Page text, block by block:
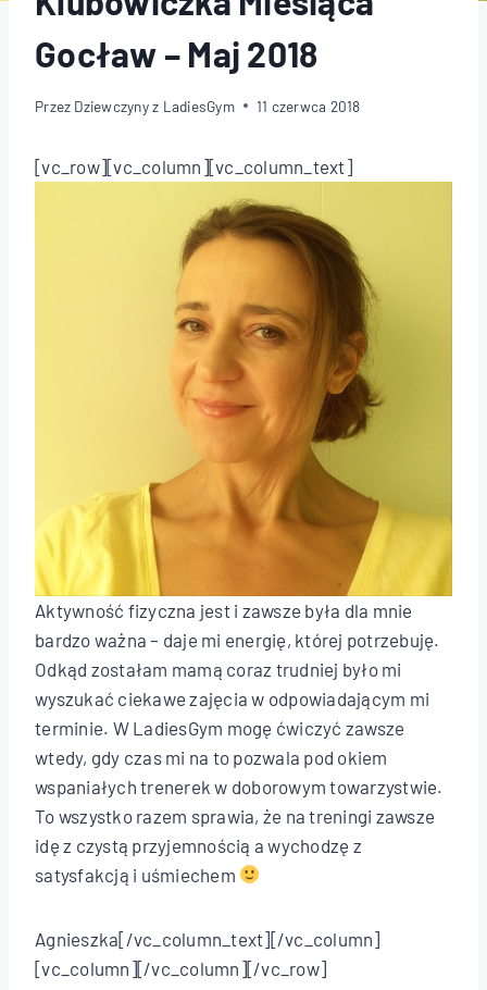
Gocław – Maj 2018
Przez Dziewczyny z LadiesGym 11 czerwca 2018
[vc_row][vc_column][vc_column_text]
Aktywność fizyczna jest i zawsze była dla mnie
bardzo ważna – daje mi energię, której potrzebuję.
Odkąd zostałam mamą coraz trudniej było mi
wyszukać ciekawe zajęcia w odpowiadającym mi
terminie. W LadiesGym mogę ćwiczyć zawsze
wtedy, gdy czas mi na to pozwala pod okiem
wspaniałych trenerek w doborowym towarzystwie.
To wszystko razem sprawia, że na treningi zawsze
idę z czystą przyjemnością a wychodzę z
satysfakcją i uśmiechem
Agnieszka[/vc_column_text][/vc_column]
[vc_column][/vc_column][/vc_row]